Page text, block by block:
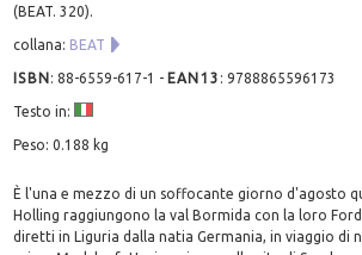
(BEAT. 320).
collana: BEAT
ISBN:88-6559-617-1 - EAN13 :9788865596173
Testo in:
Peso: 0.188 kg
È l'una e mezzo di un soffocante giorno d'agosto
Holling raggiungono la val Bormida con la loro
diretti in Liguria dalla natia Germania, in viaggio di